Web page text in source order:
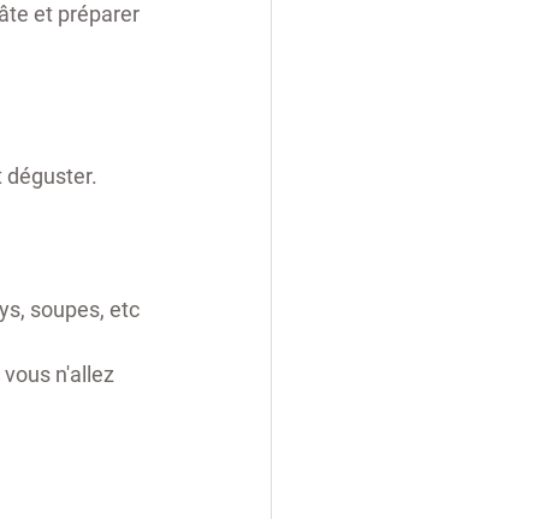
et préparer
déguster.
soupes, etc
n'allez